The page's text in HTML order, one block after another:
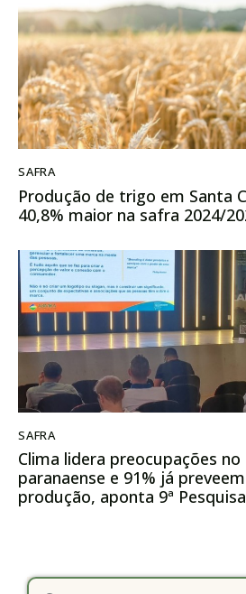
SAFRA
Produção de trigo em Santa
40,8% maior na safra 2024/
SAFRA
Clima lidera preocupações
paranaense e 91% já
produção, aponta 9ª